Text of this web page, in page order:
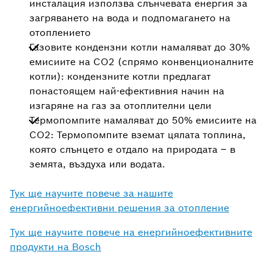
инсталация използва слънчевата енергия за
загряването на вода и подпомагането на
отоплението
Газовите кондензни котли намаляват до 30%
емисиите на CO2 (спрямо конвенционалните
котли): кондензните котли предлагат
понастоящем най-ефективния начин на
изгаряне на газ за отоплителни цели
Термопомпите намаляват до 50% емисиите на
CO2: Термопомпите вземат цялата топлина,
която слънцето е отдало на природата – в
земята, въздуха или водата.
Тук ще научите повече за нашите
енергийноефективни решения за отоплениe
Тук ще научите повече на енергийноефективните
продукти на Bosch